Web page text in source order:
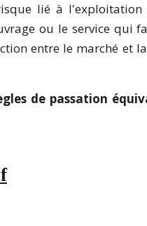
lié à
ou le service qui
entre le marché et
de passation